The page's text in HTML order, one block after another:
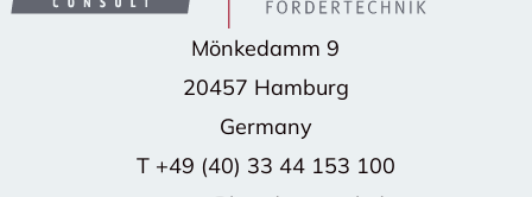
Mönkedamm 9
20457 Hamburg
Germany
T +49 (40) 33 44 153 100